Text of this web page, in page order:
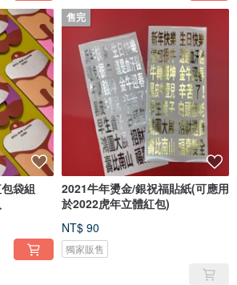
袋組
售完
2021牛年燙金/銀祝福貼紙(可應用
於2022虎年立體紅包)
NT$ 90
獨家販售